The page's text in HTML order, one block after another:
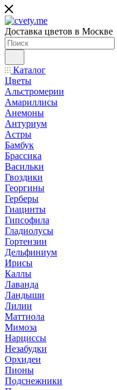
Доставка цветов в Москве
Каталог
Цветы
Альстромерии
Амариллисы
Анемоны
Антуриум
Астры
Бамбук
Брассика
Васильки
Гвоздики
Георгины
Герберы
Гиацинты
Гипсофила
Гладиолусы
Гортензии
Дельфиниум
Ирисы
Каллы
Лаванда
Ландыши
Лилии
Маттиола
Мимоза
Нарциссы
Незабудки
Орхидеи
Пионы
Подснежники